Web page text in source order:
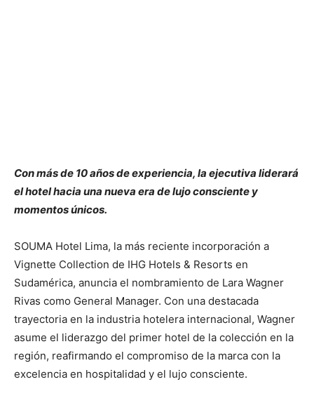
Con más de 10 años de experiencia, la ejecutiva liderará
el hotel hacia una nueva era de lujo consciente y
momentos únicos.
SOUMA Hotel Lima, la más reciente incorporación a
Vignette Collection de IHG Hotels & Resorts en
Sudamérica, anuncia el nombramiento de Lara Wagner
Rivas como General Manager. Con una destacada
trayectoria en la industria hotelera internacional, Wagner
asume el liderazgo del primer hotel de la colección en la
región, reafirmando el compromiso de la marca con la
excelencia en hospitalidad y el lujo consciente.